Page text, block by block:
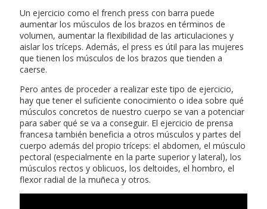
Un ejercicio como el french press con barra puede
aumentar los músculos de los brazos en términos de
volumen, aumentar la flexibilidad de las articulaciones y
aislar los tríceps. Además, el press es útil para las mujeres
que tienen los músculos de los brazos que tienden a
caerse.
Pero antes de proceder a realizar este tipo de ejercicio,
hay que tener el suficiente conocimiento o idea sobre qué
músculos concretos de nuestro cuerpo se van a potenciar
para saber qué se va a conseguir. El ejercicio de prensa
francesa también beneficia a otros músculos y partes del
cuerpo además del propio tríceps: el abdomen, el músculo
pectoral (especialmente en la parte superior y lateral), los
músculos rectos y oblicuos, los deltoides, el hombro, el
flexor radial de la muñeca y otros.